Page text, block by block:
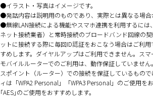
イラスト・写真はイメージです。
発話内容は説明用のものであり、実際とは異なる場合
無線LAN接続による機能やスマホ連携を利用するに
ネット接続業者）と常時接続のブロードバンド回線の
ットに接続する際に毎回ID認証をおこなう場合はご利
すめします。ダイヤルアップはご利用できません。ス
モバイルルーターでのご利用は、動作保証していません
スポイント（ルーター）での接続を保証しているもの
ィは「WPA2 Personal」「WPA3 Personal」のご使用を
｢AES｣のご使用をおすすめします。